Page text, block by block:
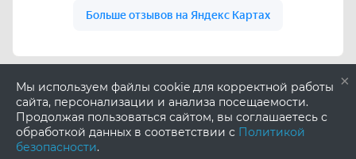
×
Мы используем файлы cookie для корректной работы
сайта, персонализации и анализа посещаемости.
Продолжая пользоваться сайтом, вы соглашаетесь с
обработкой данных в соответствии с Политикой
безопасности.